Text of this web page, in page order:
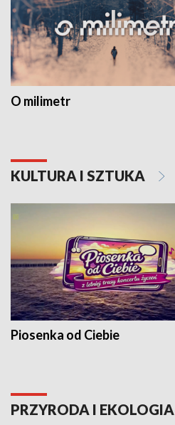
O milimetr
KULTURA I SZTUKA
Piosenka od Ciebie
PRZYRODA I EKOLOGIA